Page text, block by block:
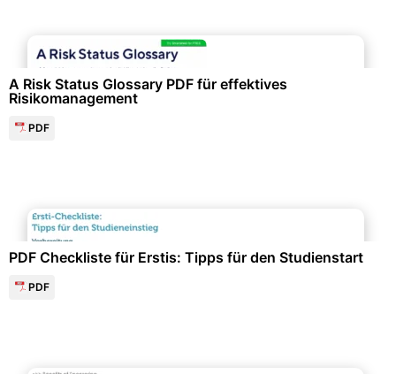
A Risk Status Glossary PDF für effektives
Risikomanagement
PDF
PDF Checkliste für Erstis: Tipps für den Studienstart
PDF